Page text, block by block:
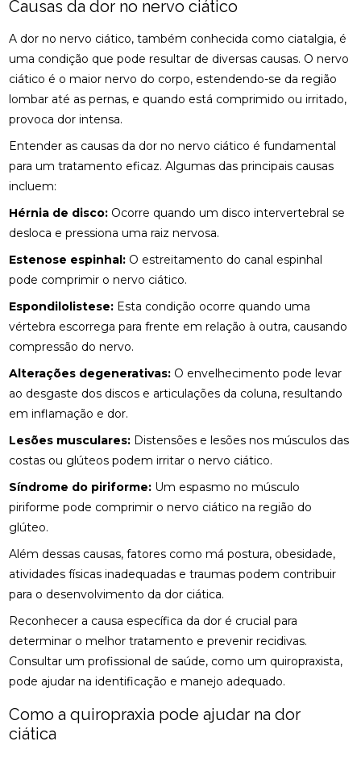
Causas da dor no nervo ciático
A dor no nervo ciático, também conhecida como ciatalgia, é
uma condição que pode resultar de diversas causas. O nervo
ciático é o maior nervo do corpo, estendendo-se da região
lombar até as pernas, e quando está comprimido ou irritado,
provoca dor intensa.
Entender as causas da dor no nervo ciático é fundamental
para um tratamento eficaz. Algumas das principais causas
incluem:
Hérnia de disco: Ocorre quando um disco intervertebral se
desloca e pressiona uma raiz nervosa.
Estenose espinhal: O estreitamento do canal espinhal
pode comprimir o nervo ciático.
Espondilolistese: Esta condição ocorre quando uma
vértebra escorrega para frente em relação à outra, causando
compressão do nervo.
Alterações degenerativas: O envelhecimento pode levar
ao desgaste dos discos e articulações da coluna, resultando
em inflamação e dor.
Lesões musculares: Distensões e lesões nos músculos das
costas ou glúteos podem irritar o nervo ciático.
Síndrome do piriforme: Um espasmo no músculo
piriforme pode comprimir o nervo ciático na região do
glúteo.
Além dessas causas, fatores como má postura, obesidade,
atividades físicas inadequadas e traumas podem contribuir
para o desenvolvimento da dor ciática.
Reconhecer a causa específica da dor é crucial para
determinar o melhor tratamento e prevenir recidivas.
Consultar um profissional de saúde, como um quiropraxista,
pode ajudar na identificação e manejo adequado.
Como a quiropraxia pode ajudar na dor
ciática
BENEFÍCIOS DA PALMILA ORTOPÉDICA PARA
SAÚDE
BENEFÍCIOS DA PALMILHA PARA JOANETE QUE
VOCÊ PRECISA CONHECER
BENEFÍCIOS DA QUIROPRAXIA CERVICAL PARA SUA
SAÚDE
BENEFÍCIOS DA QUIROPRAXIA CERVICAL PARA SUA
SAÚDE: GUIA COMPLETO
COMPLETO
BENEFÍCIOS DA QUIROPRAXIA EM NITERÓI
BENEFÍCIOS DA QUIROPRAXIA NA FISIOTERAPIA
BENEFÍCIOS DA QUIROPRAXIA PARA A SAÚDE
BENEFÍCIOS DA QUIROPRAXIA PARA ALIVIAR O
NERVO CIÁTICO
BENEFÍCIOS DA QUIROPRAXIA PARA JOELHO E
COMO FUNCIONA
CIÁTICO
BENEFÍCIOS DA QUIROPRAXIA PARA SUA SAÚDE
BENEFÍCIOS DAS PALMILHAS PARA JOANETE
CLÍNICA DE OSTEOPATIA: COMO ESCOLHER A
MELHOR PARA SUAS NECESSIDADES
CLÍNICA DE QUIROPRAXIA PERTO DE MIM:
ENCONTRE ALÍVIO E BEM-ESTAR NA REGIÃO